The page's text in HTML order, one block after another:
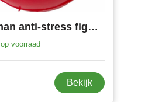
Kerstman anti-stress figuur Harris
op voorraad
Bekijk